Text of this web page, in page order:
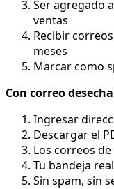
Ser agregado
ventas
Recibir
meses
Marcar como
Con correo
Ingresar
Descargar el
Los correos
Tu bandeja
Sin spam, sin